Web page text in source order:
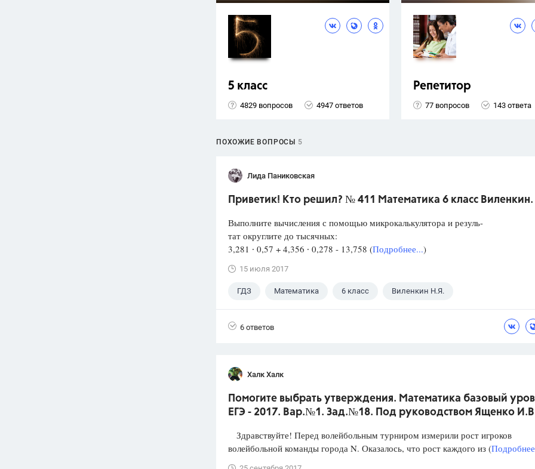
5 класс
4829 вопросов 4947 ответов
Репетитор
77 вопросов 143 ответа
ПОХОЖИЕ ВОПРОСЫ 5
Лида Паниковская
Приветик! Кто решил? № 411 Математика 6 класс Виленкин.
Выполните вычисления с помощью микрокалькулятора и резуль-
тат округлите до тысячных:
3,281 ∙ 0,57 + 4,356 ∙ 0,278 - 13,758 (Подробнее...)
15 июля 2017
ГДЗ Математика 6 класс Виленкин Н.Я.
6 ответов
Халк Халк
Помогите выбрать утверждения. Математика базовый
ЕГЭ - 2017. Вар.№1. Зад.№18. Под руководством Ященко
Здравствуйте! Перед волейбольным турниром измерили рост игроков
волейбольной команды города N. Оказалось, что рост каждого из (